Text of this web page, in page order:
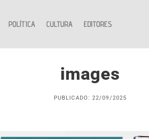
POLÍTICA CULTURA EDITORES
images
PUBLICADO: 22/09/2025